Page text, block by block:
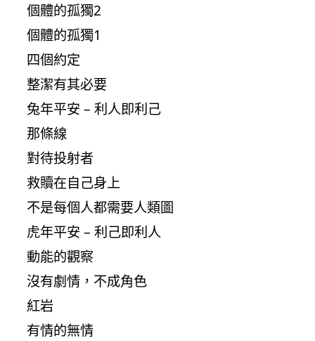
個體的孤獨2
個體的孤獨1
四個約定
整潔有其必要
兔年平安 – 利人即利己
那條線
對待投射者
救贖在自己身上
不是每個人都需要人類圖
虎年平安 – 利己即利人
動能的觀察
沒有劇情，不成角色
紅岩
有情的無情